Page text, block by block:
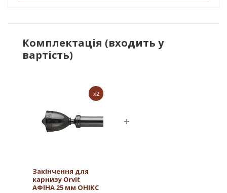
Комплектація (входить у
вартість)
x2
Закінчення для
карнизу Orvit
АФІНА 25 мм ОНІКС